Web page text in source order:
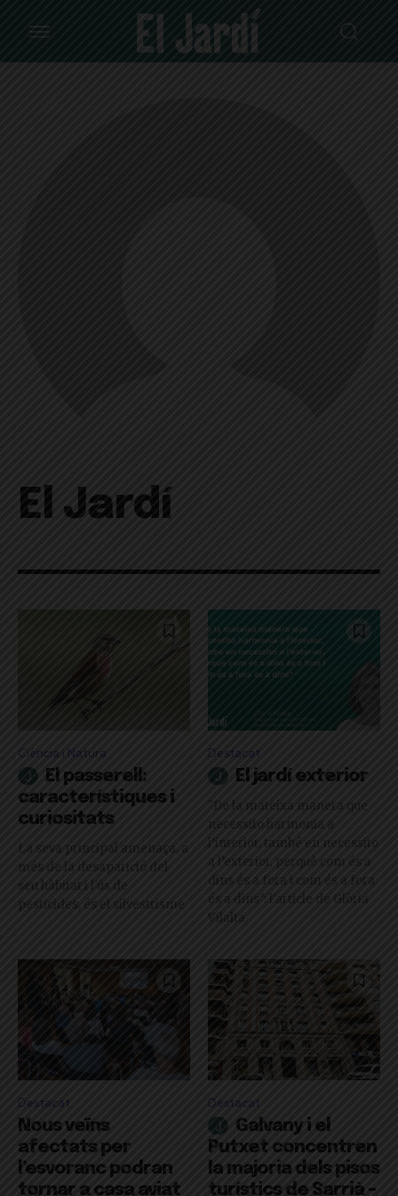
El Jardí
Ciència i Natura
El passerell:
característiques i
curiositats
La seva principal amenaça, a
més de la desaparició del
seu hàbitat i l'ús de
pesticides, és el silvestrisme
Destacat
El jardí exterior
"De la mateixa manera que
necessito harmonia a
l’interior, també en necessito
a l’exterior, perquè com és a
dins és a fora i com és a fora
és a dins": l'article de Glòria
Vilalta
Destacat
Nous veïns
afectats per
l’esvoranc podran
tornar a casa aviat
Destacat
Galvany i el
Putxet concentren
la majoria dels pisos
turístics de Sarrià –